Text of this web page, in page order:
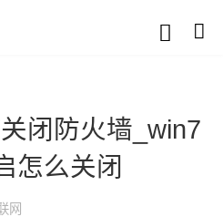
闭防火墙_win7
怎么关闭
网